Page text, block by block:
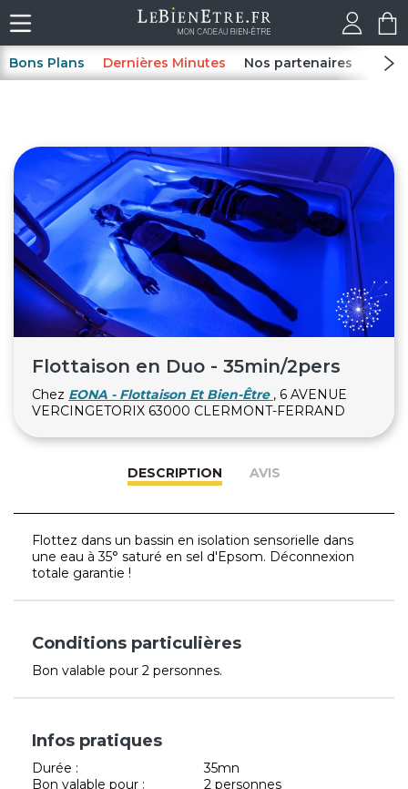
Bons Plans Dernières Minutes Nos partenaires Spas
Flottaison en Duo - 35min/2pers
Chez EONA - Flottaison Et Bien-Être , 6 AVENUE
VERCINGETORIX 63000 CLERMONT-FERRAND
DESCRIPTION AVIS
Flottez dans un bassin en isolation sensorielle dans
une eau à 35° saturé en sel d'Epsom. Déconnexion
totale garantie !
Conditions particulières
Bon valable pour 2 personnes.
Infos pratiques
Durée :
35mn
Bon valable pour :
2 personnes